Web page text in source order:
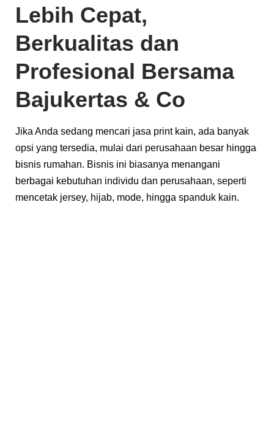
Lebih Cepat,
Berkualitas dan
Profesional Bersama
Bajukertas & Co
Jika Anda sedang mencari jasa print kain, ada banyak
opsi yang tersedia, mulai dari perusahaan besar hingga
bisnis rumahan. Bisnis ini biasanya menangani
berbagai kebutuhan individu dan perusahaan, seperti
mencetak jersey, hijab, mode, hingga spanduk kain.